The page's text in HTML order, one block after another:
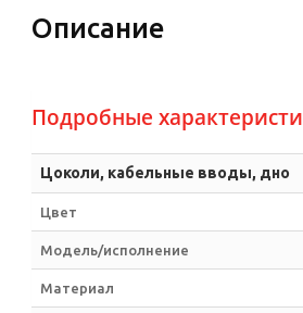
Описание
Подробные
Цоколи, кабельные вводы, дно
Цвет
Модель/исполнение
Материал